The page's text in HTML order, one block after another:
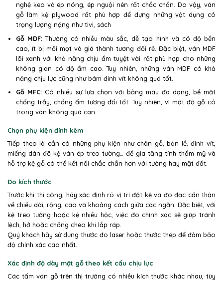
nghệ keo và ép nóng, ép nguội nên rất chắc chắn. Do vậy, ván
gỗ làm kệ plywood rất phù hợp để đựng những vật dụng có
trọng lượng nặng như tivi, sách
Gỗ MDF:Thường có nhiều màu sắc, dễ tạo hình và có độ bền
cao, ít bị mối mọt và giá thành tương đối rẻ. Đặc biệt, ván MDF
lõi xanh với khả năng chịu ẩm tuyệt vời rất phù hợp cho những
không gian có độ ẩm cao. Tuy nhiên, những ván MDF có khả
năng chịu lực cũng như bám đinh vít không quá tốt.
Gỗ MFC:Có nhiều sự lựa chọn với bảng màu đa dạng, bề mặt
chống trầy, chống ẩm tương đối tốt. Tuy nhiên, vì mật độ gỗ có
trong ván không quá can.
Chọn phụ kiện đính kèm
Tiếp theo là cần có những phụ kiện như chân gỗ, bản lề, đinh vít,
miếng dán đỡ kệ ván ép treo tường… để gia tăng tính thẩm mỹ và
hỗ trợ kệ gỗ có thể kết nối chắc chắn hơn với tường hay mặt đất.
Đo kích thước
Trước khi thi công, hãy xác định rõ vị trí đặt kệ và đo đạc cẩn thận
về chiều dài, rộng, cao và khoảng cách giữa các ngăn. Đặc biệt, với
kệ treo tường hoặc kệ nhiều hộc, việc đo chính xác sẽ giúp tránh
lệch, hở hoặc chồng chéo khi lắp ráp.
Quý khách hãy sử dụng thước đo laser hoặc thước thép để đảm bảo
độ chính xác cao nhất.
Xác định độ dày mặt gỗ theo kết cấu chịu lực
Các tấm ván gỗ trên thị trường có nhiều kích thước khác nhau, tùy